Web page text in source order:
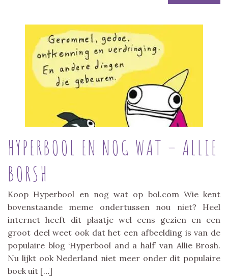
HYPERBOOL EN NOG WAT – ALLIE
BORSH
Koop Hyperbool en nog wat op bol.com Wie kent
bovenstaande meme ondertussen nou niet? Heel
internet heeft dit plaatje wel eens gezien en een
groot deel weet ook dat het een afbeelding is van de
populaire blog ‘Hyperbool and a half’ van Allie Brosh.
Nu lijkt ook Nederland niet meer onder dit populaire
boek uit […]